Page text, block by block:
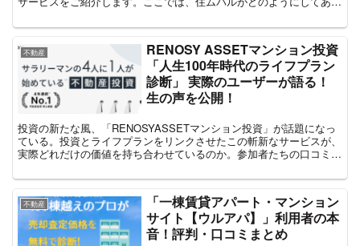
不動産
RENOSY ASSETマンション投資
「人生100年時代のライフプラン
診断」 実際のユーザーが語る！
生の声を公開！
投資の新たな風、「RENOSYASSETマンション投資​」が話題になっ
ている。投資とライフプランをリンクさせたこの斬新なサービスが、
実際どれだけの価値を持ち合わせているのか。参加者たちの口コミを
不動産
「一棟賃貸アパート・マンション
サイト【ウルアパ】」利用者の本
音！評判・口コミまとめ